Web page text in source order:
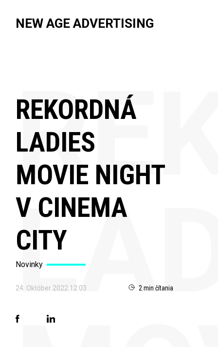
NEW AGE ADVERTISING
REKORDNÁ
LADIES
MOVIE NIGHT
V CINEMA
CITY
Novinky
24. Október 2022 12:03 2 min čítania